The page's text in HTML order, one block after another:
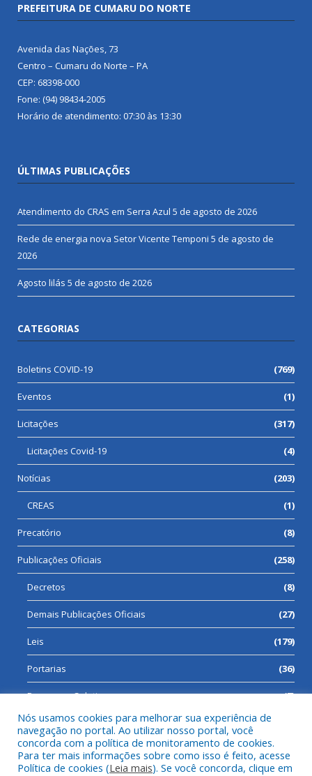
PREFEITURA DE CUMARU DO NORTE
Avenida das Nações, 73
Centro – Cumaru do Norte – PA
CEP: 68398-000
Fone: (94) 98434-2005
Horário de atendimento: 07:30 às 13:30
ÚLTIMAS PUBLICAÇÕES
Atendimento do CRAS em Serra Azul 5 de agosto de 2026
Rede de energia nova Setor Vicente Temponi 5 de agosto de
2026
Agosto lilás 5 de agosto de 2026
CATEGORIAS
Boletins COVID-19 (769)
Eventos (1)
Licitações (317)
Licitações Covid-19 (4)
Notícias (203)
CREAS (1)
Precatório (8)
Publicações Oficiais (258)
Decretos (8)
Demais Publicações Oficiais (27)
Leis (179)
Portarias (36)
Processos Seletivos (7)
Todos os direitos reservados a Prefeitura Municipal de Cumaru
do Norte.
Nós usamos cookies para melhorar sua experiência de
navegação no portal. Ao utilizar nosso portal, você
concorda com a política de monitoramento de cookies.
Para ter mais informações sobre como isso é feito, acesse
Política de cookies (Leia mais). Se você concorda, clique em